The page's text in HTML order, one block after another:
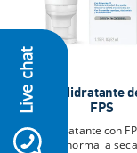
Live chat
icon-
Loción Hidratante
FPS
Loción hidratante con
normal a seca